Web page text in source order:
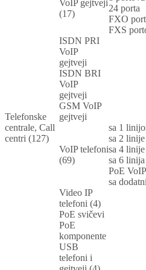
Telefonske
centrale, Call
centri (127)
VoIP gejtveji
(17)
24 porta
FXO
FXS
ISDN PRI
VoIP
gejtveji
ISDN BRI
VoIP
gejtveji
GSM VoIP
gejtveji
VoIP telefoni
(69)
sa 1
sa 2
sa 4
sa 6
PoE
sa
Video IP
telefoni (4)
PoE svičevi
PoE
komponente
USB
telefoni i